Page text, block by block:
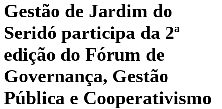
Gestão de Jardim do
Seridó participa da 2ª
edição do Fórum de
Governança, Gestão
Pública e Cooperativismo